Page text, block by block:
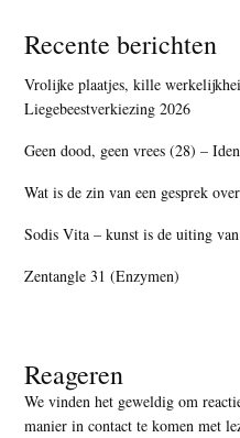
Recente berichten
Vrolijke plaatjes, kille
Liegebeestverkiezing 2026
Geen dood, geen vrees (28) –
Wat is de zin van een gesprek
Sodis Vita – kunst is de uiting
Zentangle 31 (Enzymen)
Reageren
We vinden het geweldig om
manier in contact te komen met